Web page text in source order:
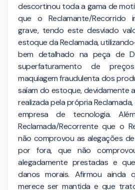
descortinou toda a gama de
que o Reclamante/Recorrido
grave, tendo este desviado
estoque da Reclamada,
bem detalhado na peça de
superfaturamento de
maquiagem fraudulenta dos
saíam do estoque, devidamente
realizada pela própria
empresa de tecnologia.
Reclamada/Recorrente que o
não comprovou as alegações
por fora, que não
alegadamente prestadas e
danos morais. Afirmou ainda
merece ser mantida e que